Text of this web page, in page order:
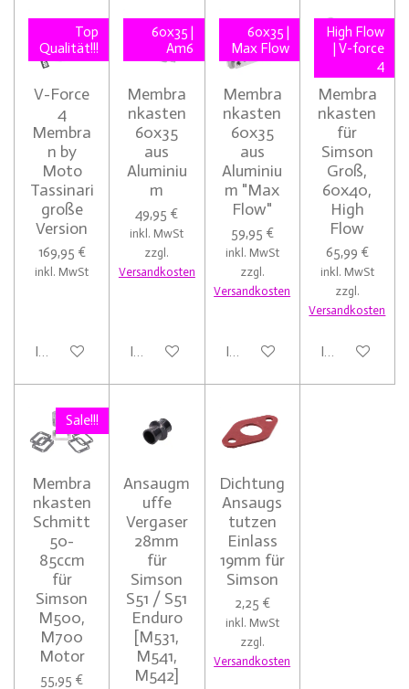
Top
Qualität!!!
V-Force
4
Membra
n by
Moto
Tassinari
große
Version
169,95 €
inkl. MwSt
In den Warenkorb
60x35 |
Am6
Membra
nkasten
60x35
aus
Aluminiu
m
49,95 €
inkl. MwSt
zzgl.
Versandkosten
In den Warenkorb
60x35 |
Max Flow
Membra
nkasten
60x35
aus
Aluminiu
m "Max
Flow"
59,95 €
inkl. MwSt
zzgl.
Versandkosten
In den Warenkorb
High Flow
| V-force
4
Membra
nkasten
für
Simson
Groß,
60x40,
High
Flow
65,99 €
inkl. MwSt
zzgl.
Versandkosten
In den
Sale!!!
Membra
nkasten
Schmitt
50-
85ccm
für
Simson
M500,
M700
Motor
55,95 €
Ansaugm
uffe
Vergaser
28mm
für
Simson
S51 / S51
Enduro
[M531,
M541,
M542]
Dichtung
Ansaugs
tutzen
Einlass
19mm für
Simson
2,25 €
inkl. MwSt
zzgl.
Versandkosten